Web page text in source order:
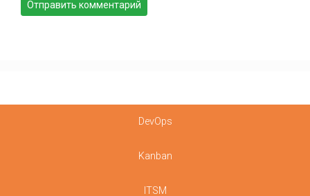
DevOps
Kanban
ITSM